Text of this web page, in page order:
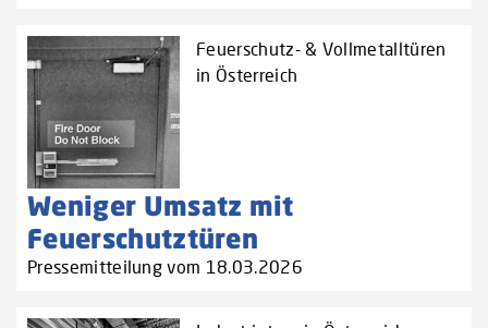
Feuerschutz- & Vollmetalltüren
in Österreich
Weniger Umsatz mit
Feuerschutztüren
Pressemitteilung vom 18.03.2026